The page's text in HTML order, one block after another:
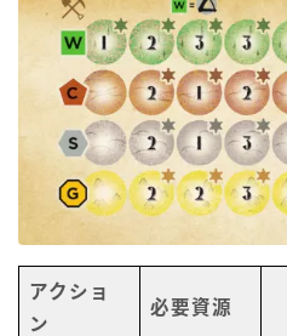
アクショ
ン
必要資源